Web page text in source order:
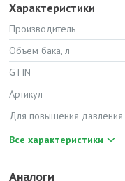
Характеристики
Производитель
Объем бака, л
GTIN
Артикул
Для повышения давления
Все характеристики
Аналоги